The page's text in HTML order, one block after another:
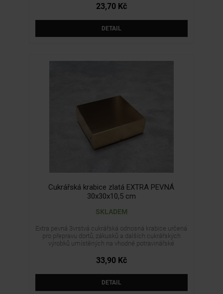
jednoduše skládá bez nutnosti lepení a dodává se v
rozloženém stavu. Není určena pro přímý styk s
nebalenými, mastnými ani potravinami s vyšším
obsahem vlhkosti.
23,70 Kč
DETAIL
Cukrářská krabice zlatá EXTRA PEVNÁ
30x30x10,5 cm
SKLADEM
Extra pevná 3vrstvá cukrářská odnosná krabice určená
pro přepravu dortů, zákusků a dalších cukrářských
výrobků umístěných na vhodné potravinářské
jednoduše skládá bez nutnosti lepení a dodává se v
rozloženém stavu. Není určena pro přímý styk s
nebalenými, mastnými ani potravinami s vyšším
obsahem vlhkosti.
33,90 Kč
DETAIL